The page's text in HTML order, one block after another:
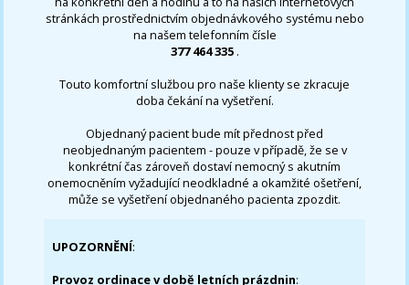
stránkách prostřednictvím objednávkového systému nebo
na našem telefonním čísle
377 464 335 .
Touto komfortní službou pro naše klienty se zkracuje
doba čekání na vyšetření.
Objednaný pacient bude mít přednost před
neobjednaným pacientem - pouze v případě, že se v
konkrétní čas zároveň dostaví nemocný s akutním
onemocněním vyžadující neodkladné a okamžité ošetření,
může se vyšetření objednaného pacienta zpozdit.
UPOZORNĚNÍ:
Provoz ordinace v době letních prázdnin: